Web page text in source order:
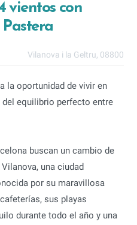
vientos con
Vilanova i la Geltru, 08800
la oportunidad de vivir en
equilibrio perfecto entre
buscan un cambio de
una ciudad
por su maravillosa
sus playas
durante todo el año y una